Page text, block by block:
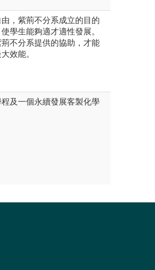
，紫荊不分系成立的目的
學生能夠適才適性發展。
不分系提供的協助，才能
效能。
及一個永續發展客製化學